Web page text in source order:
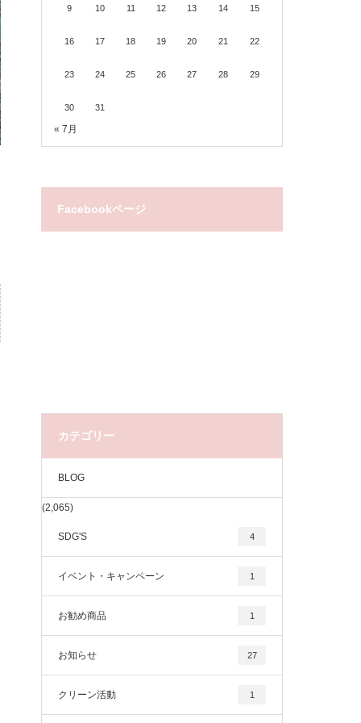
9 10 11 12 13 14 15
16 17 18 19 20 21 22
23 24 25 26 27 28 29
30 31
« 7月
Facebookページ
カテゴリー
BLOG
(2,065)
SDG'S 4
イベント・キャンペーン 1
お勧め商品 1
お知らせ 27
クリーン活動 1